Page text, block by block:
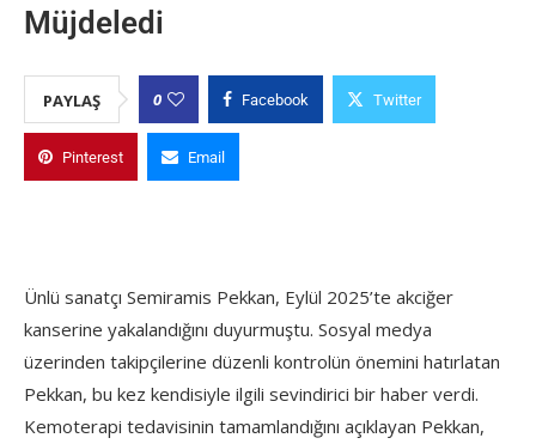
Müjdeledi
PAYLAŞ 0 Facebook Twitter
Pinterest Email
Ünlü sanatçı Semiramis Pekkan, Eylül 2025’te akciğer
kanserine yakalandığını duyurmuştu. Sosyal medya
üzerinden takipçilerine düzenli kontrolün önemini hatırlatan
Pekkan, bu kez kendisiyle ilgili sevindirici bir haber verdi.
Kemoterapi tedavisinin tamamlandığını açıklayan Pekkan,